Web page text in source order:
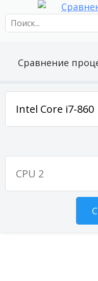
Сравнение